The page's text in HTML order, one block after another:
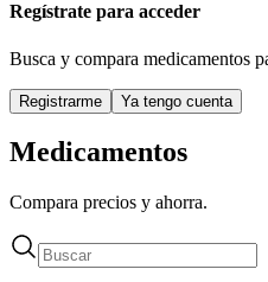
Regístrate para acceder
Busca y compara medicamentos
Registrarme Ya tengo cuenta
Medicamentos
Compara precios y ahorra.